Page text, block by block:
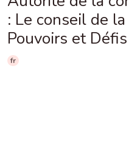
: Le conseil de
Pouvoirs et Défis
fr